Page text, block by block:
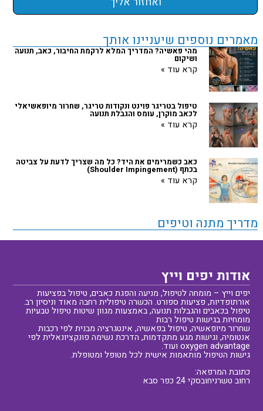
מאמרים נוספים שיעניינו אותך
מהי פאשיה? המדריך המלא לרקמת החיבור, כאב, תנועה
ושיקום
קרא עוד »
‏טיפול בטריגר פוינט ונקודות טריגר, שחרור מיופאשיאלי
לכאב מוקרן, עומס והגבלת תנועה
קרא עוד »
כאב כשמרימים את היד? כל מה שצריך לדעת על צביטה
בכתף (Shoulder Impingement)
קרא עוד »
מדריך מתנה וטיפים
אודות יפים וייץ
יפים וייץ – מומחה לטיפול, מניעה והפגת כאבים, טיפול בפציעות
אורתופדיות, פציעות ספורט. הכשרה טיפולית רחבה מאוד וניסיון רב.
טיפול בכאבים והגבלות תנועה, באמצעות מגוון שיטות טיפול טבעיות
מומחיות בגישות טיפול רבות
שחרור מיופאשיה, טיפול בפאשיה, אינטגרציה מבנית לפי רכבות
אנטומיה, וגישות מגע מתקדמות, הדרכת נשימה פונקציונאלית לפי
oxygen advantage ועוד.
גישות הטיפול מותאמות אישית לכל מטופל ומטופלת.
כתובת המרפאה:
רחוב טשרניחובסקי 24 כפר סבא